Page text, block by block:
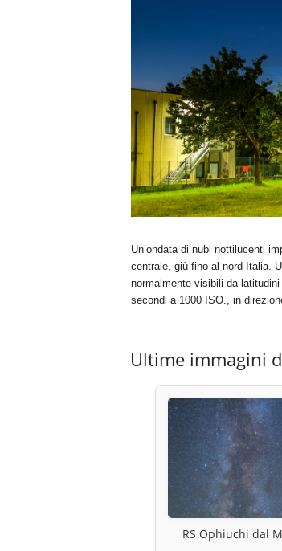
Un’ondata di nubi nottilucenti
centrale, giù fino al nord-Italia.
normalmente visibili da
secondi a 1000 ISO., in
Ultime immagini
RS Ophiuchi dal